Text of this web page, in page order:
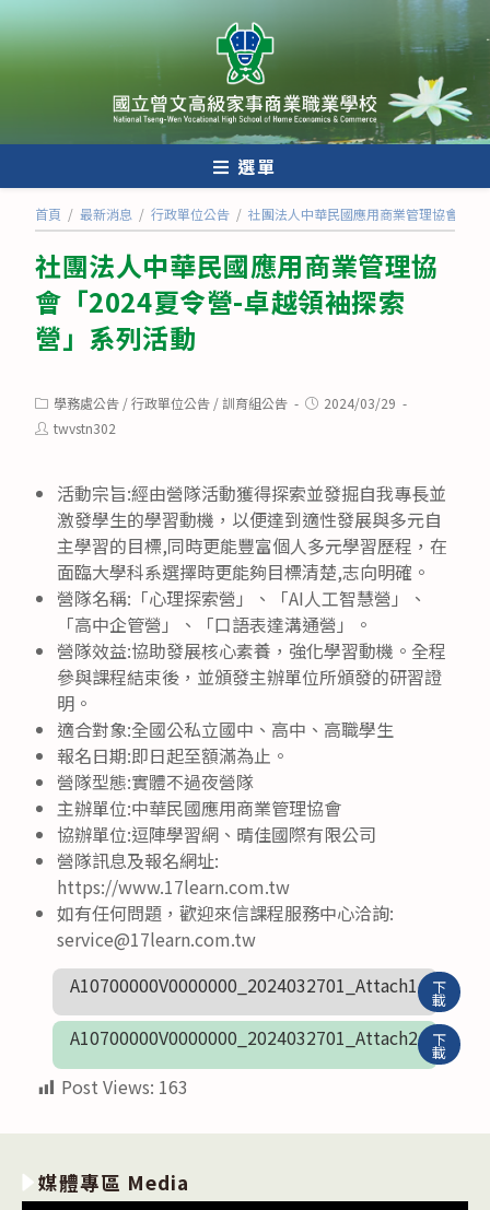
跳
轉
至
內
選單
首頁 / 最新消息 / 行政單位公告 / 社團法人中華民國應用商業管理協會「
社團法人中華民國應用商業管理協
會「2024夏令營-卓越領袖探索
營」系列活動
Post
category:
學務處公告 /行政單位公告 /訓育組公告
Post2024/03/29
Posttwvstn302
活動宗旨:經由營隊活動獲得探索並發掘自我專長並
激發學生的學習動機，以便達到適性發展與多元自
主學習的目標,同時更能豐富個人多元學習歷程，在
面臨大學科系選擇時更能夠目標清楚,志向明確。
營隊名稱:「心理探索營」、「AI人工智慧營」、
「高中企管營」、「口語表達溝通營」。
營隊效益:協助發展核心素養，強化學習動機。全程
參與課程結束後，並頒發主辦單位所頒發的研習證
明。
適合對象:全國公私立國中、高中、高職學生
報名日期:即日起至額滿為止。
營隊型態:實體不過夜營隊
主辦單位:中華民國應用商業管理協會
協辦單位:逗陣學習網、晴佳國際有限公司
營隊訊息及報名網址:
https://www.17learn.com.tw
如有任何問題，歡迎來信課程服務中心洽詢:
service@17learn.com.tw
A10700000V0000000_2024032701_Attach1
下
載
A10700000V0000000_2024032701_Attach2 下
載
Post Views: 163
媒體專區 Media